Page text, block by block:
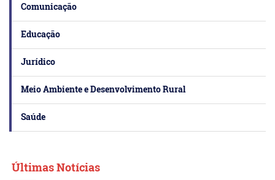
Comunicação
Educação
Jurídico
Meio Ambiente e Desenvolvimento Rural
Saúde
Últimas Notícias